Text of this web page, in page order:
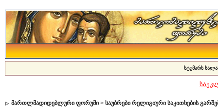
სტუმარს
მართლმადიდებლური ფორუმი> საუბრები რელიგიური საკითხების